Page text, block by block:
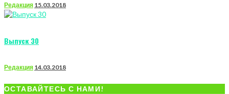
Редакция 15.03.2018
Выпуск 30
Редакция 14.03.2018
ОСТАВАЙТЕСЬ С НАМИ!